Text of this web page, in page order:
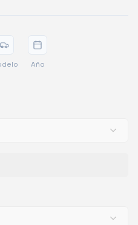
Año